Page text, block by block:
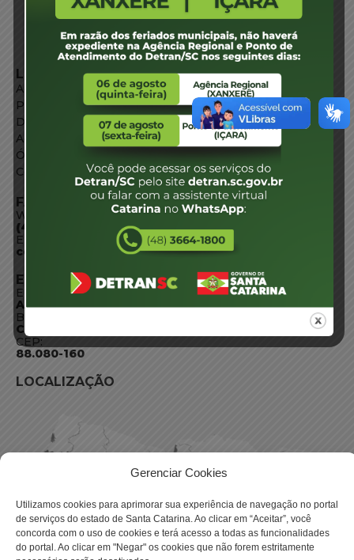
Gerenciar Cookies
Utilizamos cookies para aprimorar sua experiência de navegação no portal
de serviços do estado de Santa Catarina. Ao clicar em “Aceitar”, você
concorda com o uso de cookies e terá acesso a todas as funcionalidades
do portal. Ao clicar em "Negar" os cookies que não forem estritamente
LINKS EXTERNOS
Agência de Notícias
Portal de Serviços
Diário Oficial
Acesso à Informação
Órgãos do Governo
Conheça SC
FALE CONOSCO
WhatsApp:
(48) 3664-1800
E-mail:
centraldeinformacoes@detran.sc.gov.br
ENDEREÇO
Endereço:
Av. Almirante Tamandaré - 480
Bairro:
Coqueiros, Florianópolis SC
CEP:
88.080-160
LOCALIZAÇÃO